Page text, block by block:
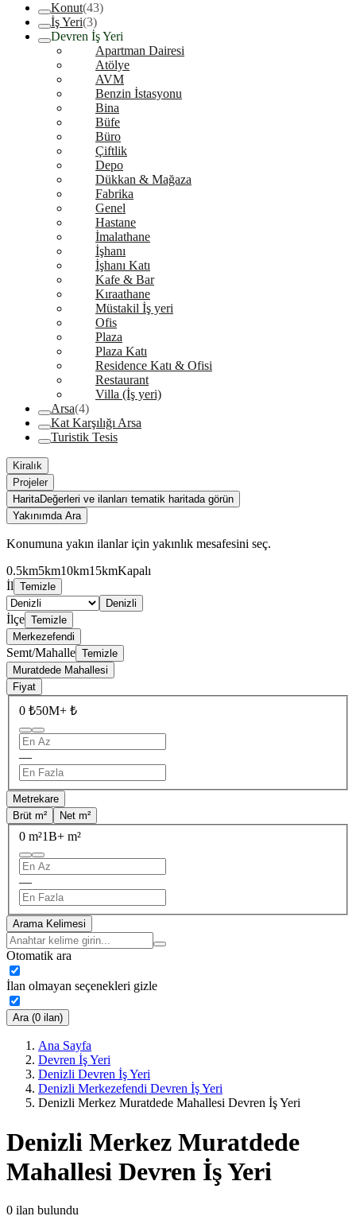
Konut(43)
İş Yeri(3)
Devren İş Yeri
Apartman Dairesi
Atölye
AVM
Benzin İstasyonu
Bina
Büfe
Büro
Çiftlik
Depo
Dükkan & Mağaza
Fabrika
Genel
Hastane
İmalathane
İşhanı
İşhanı Katı
Kafe & Bar
Kıraathane
Müstakil İş yeri
Ofis
Plaza
Plaza Katı
Residence Katı & Ofisi
Restaurant
Villa (İş yeri)
Arsa(4)
Kat Karşılığı Arsa
Turistik Tesis
Kiralık
Projeler
HaritaDeğerleri ve ilanları tematik haritada görün
Yakınımda Ara
Konumuna yakın ilanlar için yakınlık mesafesini seç.
0.5km5km10km15kmKapalı
İl Temizle
Denizli
İlçe Temizle
Merkezefendi
Semt/Mahalle Temizle
Muratdede Mahallesi
Fiyat
0 ₺50M+ ₺
—
Metrekare
Brüt m²
Net m²
0 m²1B+ m²
—
Arama Kelimesi
Otomatik ara
İlan olmayan seçenekleri gizle
Ara (0 ilan)
Ana Sayfa
Devren İş Yeri
Denizli Devren İş Yeri
Denizli Merkezefendi Devren İş Yeri
Denizli Merkez Muratdede Mahallesi Devren İş Yeri
Denizli Merkez Muratdede
Mahallesi Devren İş Yeri
0 ilan bulundu